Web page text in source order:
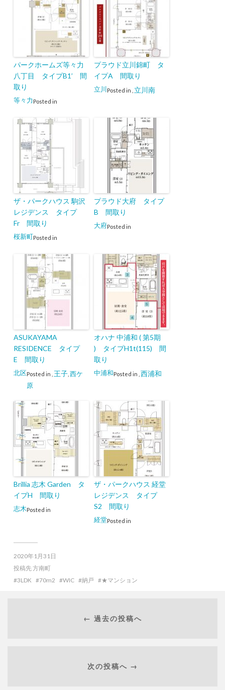
パークホームズ等々力
八丁目 タイプB1’ 間
取り
Posted in
等々力
プラウド立川錦町 タ
イプA 間取り
Posted in
立川 立川南
ザ・パークハウス 駒沢
レジデンス タイプ
Fr 間取り
Posted in
桜新町
プラウド大府 タイプ
B 間取り
Posted in
大府
ASUKAYAMA
RESIDENCE タイプ
E 間取り
Posted in
北区 王子, 西ケ
原
オハナ 中浦和 ( 第5期
) タイプH1t(115) 間
取り
Posted in
中浦和 西浦和
Brillia 志木 Garden タ
イプH 間取り
Posted in
志木
ザ・パークハウス 経堂
レジデンス タイプ
S2 間取り
Posted in
経堂
2020年1月31日
投稿先 方南町
3LDK
70m2 WIC 納戸 ★マンション
← 過去の投稿へ
次の投稿へ →